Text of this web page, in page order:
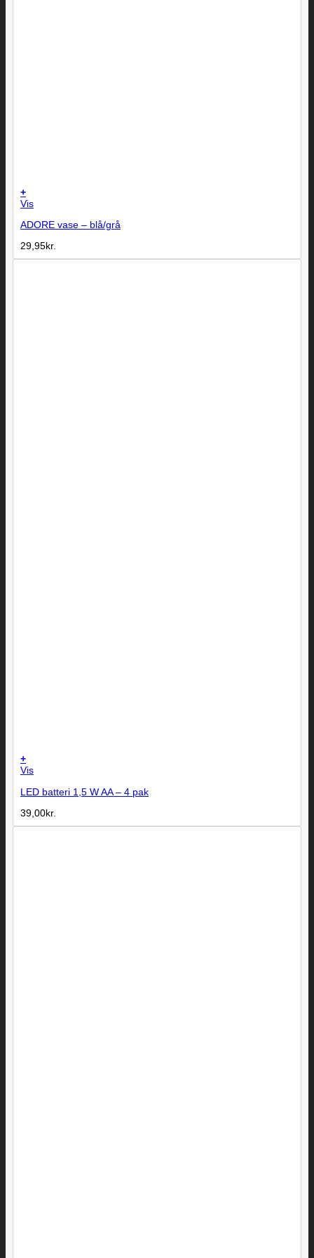
+
Vis
ADORE vase – blå/grå
29,95kr.
+
Vis
LED batteri 1,5 W AA – 4 pak
39,00kr.